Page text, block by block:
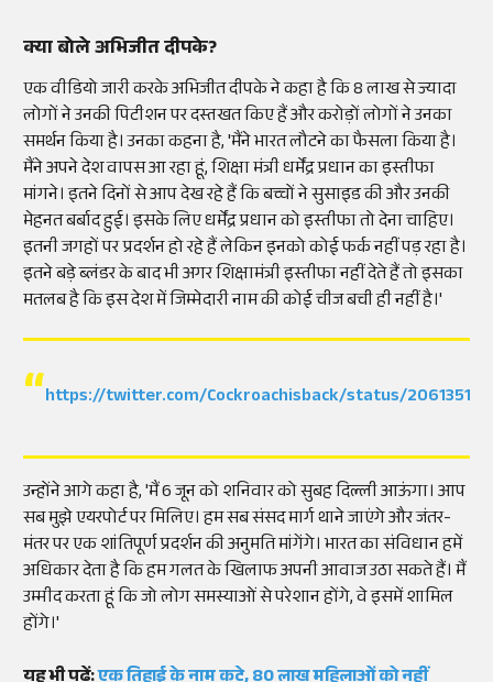
क्या बोले अभिजीत दीपके?
एक वीडियो जारी करके अभिजीत दीपके ने कहा है कि 8 लाख से ज्यादा
लोगों ने उनकी पिटीशन पर दस्तखत किए हैं और करोड़ों लोगों ने उनका
समर्थन किया है। उनका कहना है, 'मैंने भारत लौटने का फैसला किया है।
मैंने अपने देश वापस आ रहा हूं, शिक्षा मंत्री धर्मेंद्र प्रधान का इस्तीफा
मांगने। इतने दिनों से आप देख रहे हैं कि बच्चों ने सुसाइड की और उनकी
मेहनत बर्बाद हुई। इसके लिए धर्मेंद्र प्रधान को इस्तीफा तो देना चाहिए।
इतनी जगहों पर प्रदर्शन हो रहे हैं लेकिन इनको कोई फर्क नहीं पड़ रहा है।
इतने बड़े ब्लंडर के बाद भी अगर शिक्षामंत्री इस्तीफा नहीं देते हैं तो इसका
मतलब है कि इस देश में जिम्मेदारी नाम की कोई चीज बची ही नहीं है।'
https://twitter.com/Cockroachisback/status/
उन्होंने आगे कहा है, 'मैं 6 जून को शनिवार को सुबह दिल्ली आऊंगा। आप
सब मुझे एयरपोर्ट पर मिलिए। हम सब संसद मार्ग थाने जाएंगे और जंतर-
मंतर पर एक शांतिपूर्ण प्रदर्शन की अनुमति मांगेंगे। भारत का संविधान हमें
अधिकार देता है कि हम गलत के खिलाफ अपनी आवाज उठा सकते हैं। मैं
उम्मीद करता हूं कि जो लोग समस्याओं से परेशान होंगे, वे इसमें शामिल
होंगे।'